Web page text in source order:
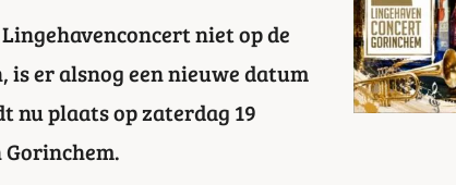
niet op de
is er alsnog een nieuwe datum
nu plaats op zaterdag 19